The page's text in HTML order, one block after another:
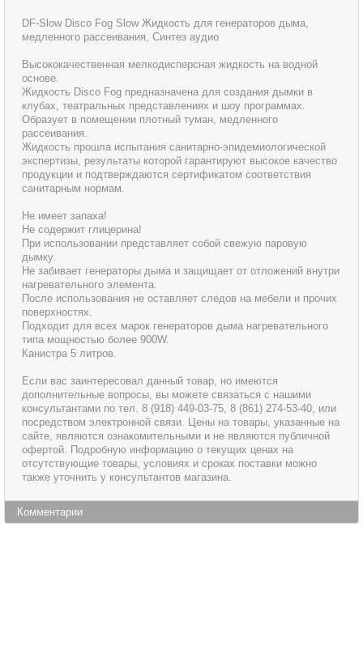
DF-Slow Disco Fog Slow Жидкость для генераторов дыма,
медленного рассеивания, Синтез аудио
Высококачественная мелкодисперсная жидкость на водной
основе.
Жидкость Disco Fog предназначена для создания дымки в
клубах, театральных представлениях и шоу программах.
Образует в помещении плотный туман, медленного
рассеивания.
Жидкость прошла испытания санитарно-эпидемиологической
экспертизы, результаты которой гарантируют высокое качество
продукции и подтверждаются сертификатом соответствия
санитарным нормам.
Не имеет запаха!
Не содержит глицерина!
При использовании представляет собой свежую паровую
дымку.
Не забивает генераторы дыма и защищает от отложений внутри
нагревательного элемента.
После использования не оставляет следов на мебели и прочих
поверхностях.
Подходит для всех марок генераторов дыма нагревательного
типа мощностью более 900W.
Канистра 5 литров.
Если вас заинтересовал данный товар, но имеются
дополнительные вопросы, вы можете связаться с нашими
консультантами по тел. 8 (918) 449-03-75, 8 (861) 274-53-40, или
посредством электронной связи. Цены на товары, указанные на
сайте, являются ознакомительными и не являются публичной
офертой. Подробную информацию о текущих ценах на
отсутствующие товары, условиях и сроках поставки можно
также уточнить у консультантов магазина.
Комментарии